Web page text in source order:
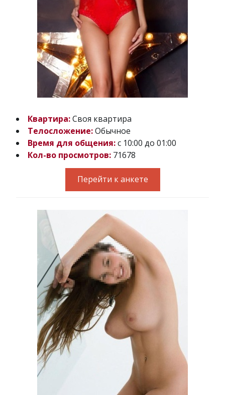
Квартира:Своя квартира
Телосложение:Обычное
Время для общения:с 10:00 до 01:00
Кол-во просмотров: 71678
Перейти к анкете